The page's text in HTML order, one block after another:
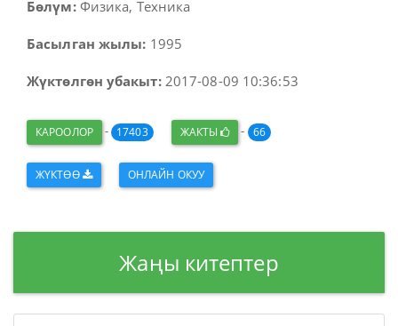
Бөлүм:Физика, Техника
Басылган жылы: 1995
Жүктөлгөн убакыт:2017-08-09 10:36:53
КАРООЛОР - 17403 ЖАКТЫ - 66
ЖҮКТӨӨ ОНЛАЙН ОКУУ
Жаңы китептер